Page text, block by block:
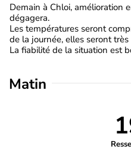
Demain à Chloi, amélioration
dégagera.
Les températures seront
de la journée, elles seront
La fiabilité de la situation est
Matin